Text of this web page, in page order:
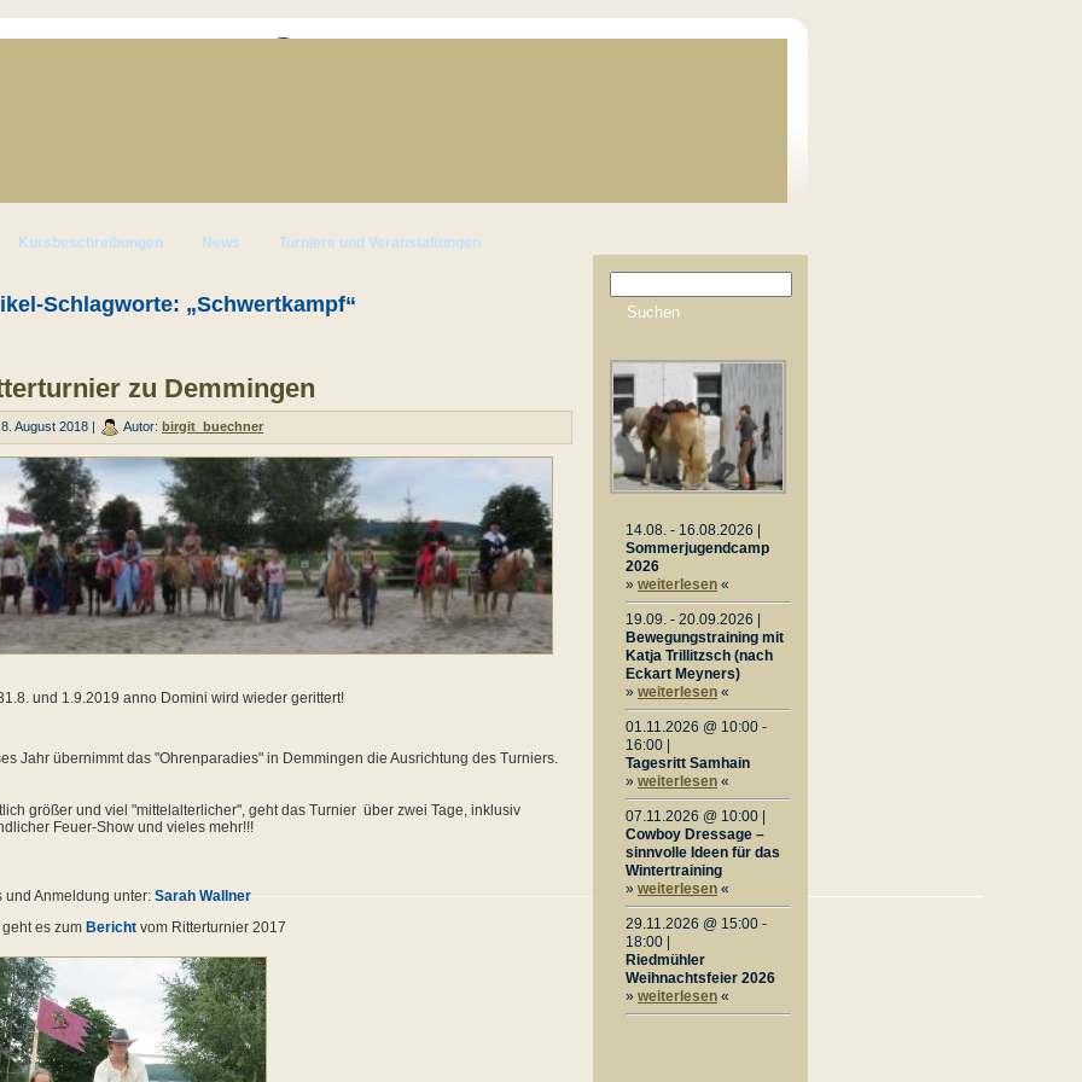
Kursbeschreibungen News
Turniere und Veranstaltungen
Schlagworte: „Schwertkampf“
zu Demmingen
8. August 2018 | Autor: birgit_buechner
und 1.9.2019 anno Domini wird wieder gerittert!
Jahr übernimmt das "Ohrenparadies" in Demmingen die Ausrichtung des Turniers.
größer und viel "mittelalterlicher", geht das Turnier über zwei Tage, inklusiv
Feuer-Show und vieles mehr!!!
und Anmeldung unter: Sarah Wallner
es zum Bericht vom Ritterturnier 2017
14.08. - 16.08.2026 |
Sommerjugendcamp
2026
» weiterlesen «
19.09. - 20.09.2026 |
Bewegungstraining mit
Katja Trillitzsch (nach
Eckart Meyners)
» weiterlesen «
01.11.2026 @ 10:00 -
16:00 |
Tagesritt Samhain
» weiterlesen «
07.11.2026 @ 10:00 |
Cowboy Dressage –
sinnvolle Ideen für das
Wintertraining
» weiterlesen «
29.11.2026 @ 15:00 -
18:00 |
Riedmühler
Weihnachtsfeier 2026
» weiterlesen «